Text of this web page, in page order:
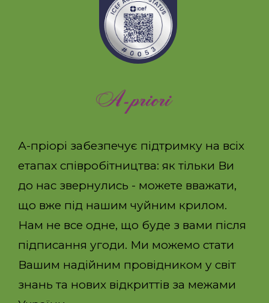
А-пріорі забезпечує підтримку на всіх
етапах співробітництва: як тільки Ви
до нас звернулись - можете вважати,
що вже під нашим чуйним крилом.
Нам не все одне, що буде з вами після
підписання угоди. Ми можемо стати
Вашим надійним провідником у світ
знань та нових відкриттів за межами